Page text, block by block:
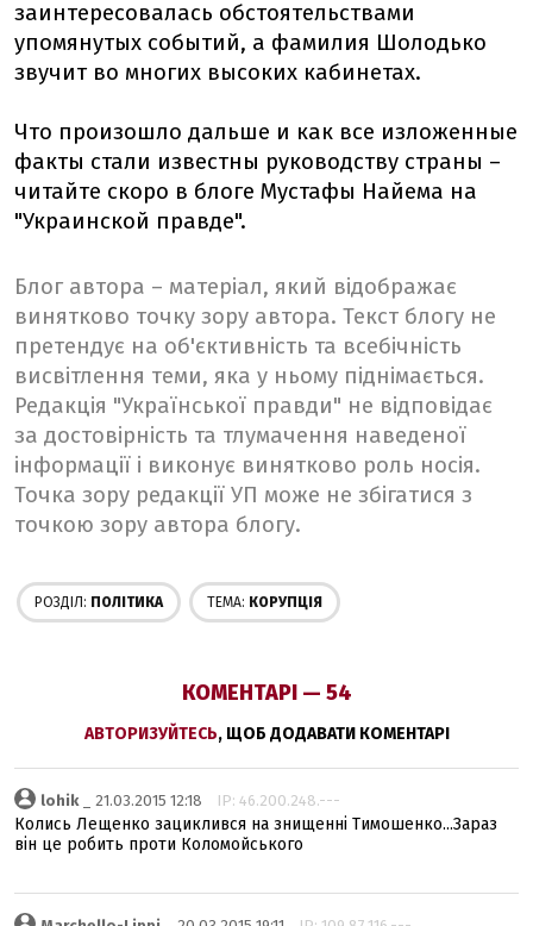
заинтересовалась обстоятельствами
упомянутых событий, а фамилия Шолодько
звучит во многих высоких кабинетах.
Что произошло дальше и как все изложенные
факты стали известны руководству страны –
читайте скоро в блоге Мустафы Найема на
"Украинской правде".
Блог автора – матеріал, який відображає
винятково точку зору автора. Текст блогу не
претендує на об'єктивність та всебічність
висвітлення теми, яка у ньому піднімається.
Редакція "Української правди" не відповідає
за достовірність та тлумачення наведеної
інформації і виконує винятково роль носія.
Точка зору редакції УП може не збігатися з
точкою зору автора блогу.
РОЗДІЛ: ПОЛІТИКА ТЕМА: КОРУПЦІЯ
КОМЕНТАРІ — 54
АВТОРИЗУЙТЕСЬ, ЩОБ ДОДАВАТИ КОМЕНТАРІ
lohik_ 21.03.2015 12:18 IP: 46.200.248.---
Колись Лещенко зациклився на знищенні Тимошенко...Зараз
він це робить проти Коломойського